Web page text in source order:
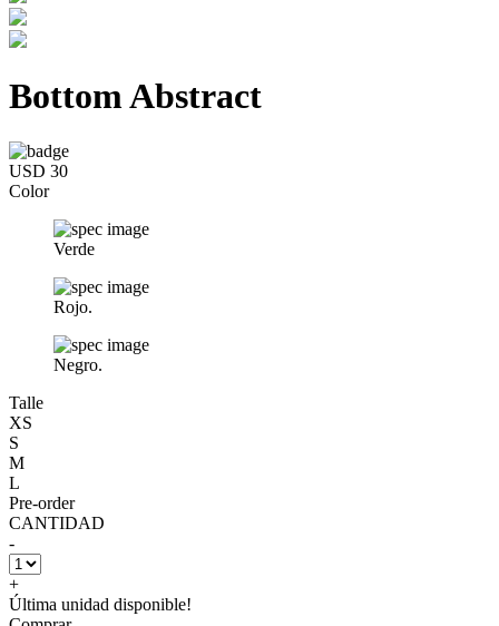
Bottom Abstract
USD 30
Color
Verde
Rojo.
Negro.
Talle
XS
S
M
L
Pre-order
CANTIDAD
-
+
Última unidad disponible!